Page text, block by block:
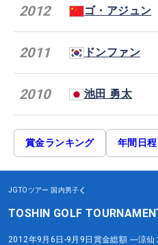
2012 ゴ・アジュン
2011 ドンファン
2010 池田 勇太
賞金ランキング 年間日程
JGTOツアー 国内男子
TOSHIN GOLF
2012年9月6日-9月9日 賞金総額 ―涼仙